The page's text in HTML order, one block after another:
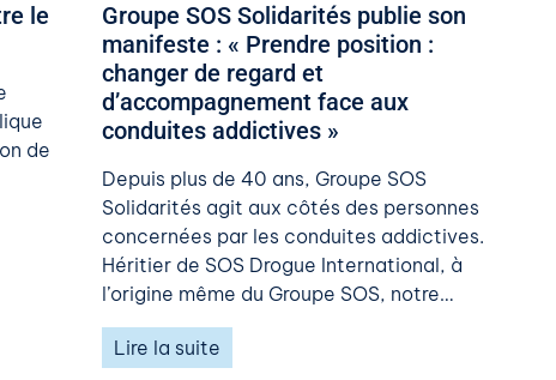
le
de
Groupe SOS Solidarités publie son
manifeste : « Prendre position :
changer de regard et
d’accompagnement face aux
conduites addictives »
Depuis plus de 40 ans, Groupe SOS
Solidarités agit aux côtés des personnes
concernées par les conduites addictives.
Héritier de SOS Drogue International, à
l’origine même du Groupe SOS, notre…
Lire la suite